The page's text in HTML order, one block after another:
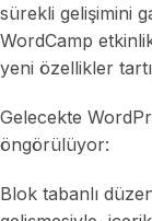
sürekli gelişimini
WordCamp
yeni özellikler
Gelecekte
öngörülüyor:
Blok tabanlı